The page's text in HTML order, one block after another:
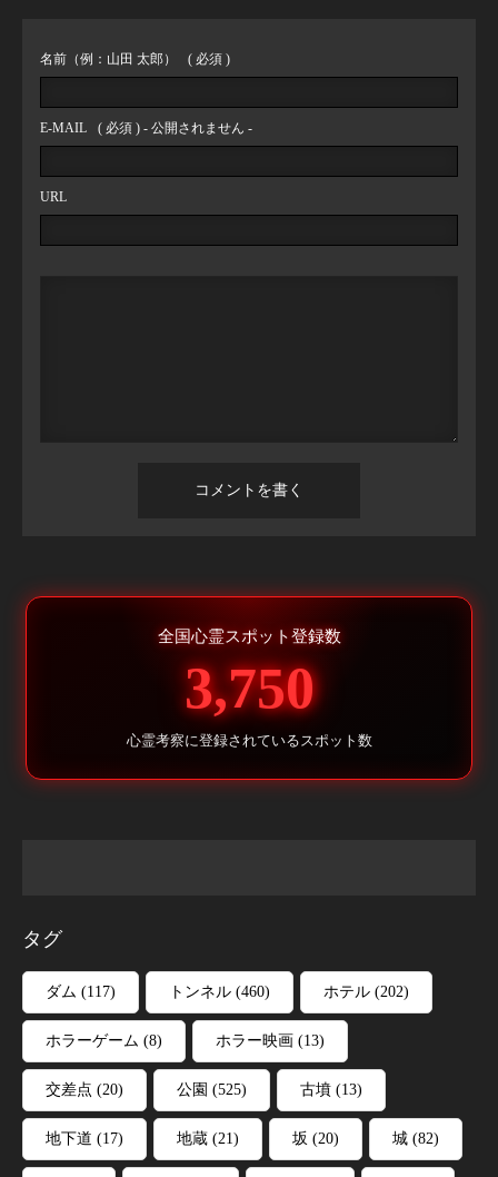
名前（例：山田 太郎） ( 必須 )
E-MAIL ( 必須 ) - 公開されません -
URL
全国心霊スポット登録数
3,750
心霊考察に登録されているスポット数
タグ
ダム (117) トンネル (460) ホテル (202)
ホラーゲーム (8) ホラー映画 (13)
交差点 (20) 公園 (525) 古墳 (13)
地下道 (17) 地蔵 (21) 坂 (20) 城 (82)